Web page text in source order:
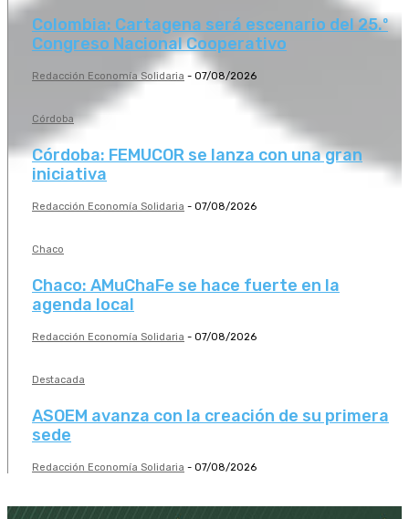
Colombia: Cartagena será escenario del 25.º
Congreso Nacional Cooperativo
Redacción Economía Solidaria - 07/08/2026
Córdoba
Córdoba: FEMUCOR se lanza con una gran
iniciativa
Redacción Economía Solidaria - 07/08/2026
Chaco
Chaco: AMuChaFe se hace fuerte en la
agenda local
Redacción Economía Solidaria - 07/08/2026
Destacada
ASOEM avanza con la creación de su primera
sede
Redacción Economía Solidaria - 07/08/2026